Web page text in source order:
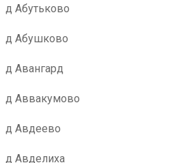
д Абутьково
д Абушково
д Авангард
д Аввакумово
д Авдеево
д Авделиха